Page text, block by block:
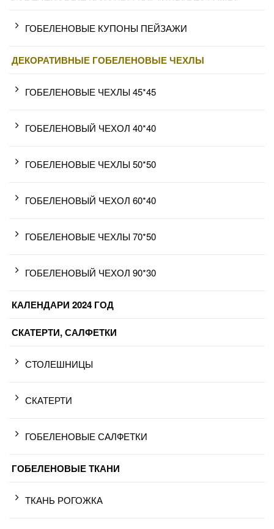
ГОБЕЛЕНОВЫЕ КУПОНЫ ПЕЙЗАЖИ
ДЕКОРАТИВНЫЕ ГОБЕЛЕНОВЫЕ ЧЕХЛЫ
ГОБЕЛЕНОВЫЕ ЧЕХЛЫ 45*45
ГОБЕЛЕНОВЫЙ ЧЕХОЛ 40*40
ГОБЕЛЕНОВЫЕ ЧЕХЛЫ 50*50
ГОБЕЛЕНОВЫЙ ЧЕХОЛ 60*40
ГОБЕЛЕНОВЫЕ ЧЕХЛЫ 70*50
ГОБЕЛЕНОВЫЙ ЧЕХОЛ 90*30
КАЛЕНДАРИ 2024 ГОД
СКАТЕРТИ, САЛФЕТКИ
СТОЛЕШНИЦЫ
СКАТЕРТИ
ГОБЕЛЕНОВЫЕ САЛФЕТКИ
ГОБЕЛЕНОВЫЕ ТКАНИ
ТКАНЬ РОГОЖКА